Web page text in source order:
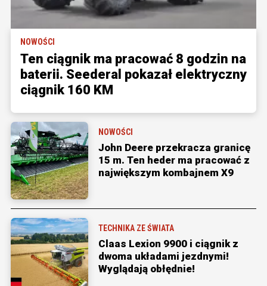
NOWOŚCI
Ten ciągnik ma pracować 8 godzin na
baterii. Seederal pokazał elektryczny
ciągnik 160 KM
NOWOŚCI
John Deere przekracza granicę
15 m. Ten heder ma pracować z
największym kombajnem X9
TECHNIKA ZE ŚWIATA
Claas Lexion 9900 i ciągnik z
dwoma układami jezdnymi!
Wyglądają obłędnie!